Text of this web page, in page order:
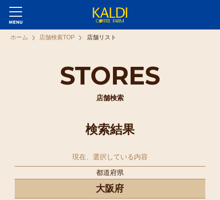
STORES
店舗検索
ホーム 店舗検索TOP 店舗リスト
検索結果
現在、選択している内容
都道府県
大阪府